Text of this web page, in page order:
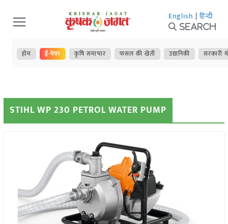
Skip
to
content
English | हिन्दी
Search
होम ई-पेपर कृषि समाचार फसल की खेती उद्यानिकी सरकारी
STIHL WP 230 PETROL WATER PUMP